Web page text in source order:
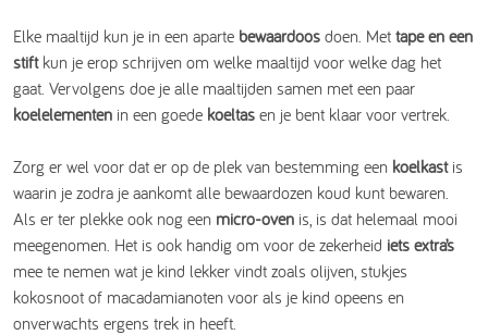
Elke maaltijd kun je in een aparte bewaardoos doen. Met tape en een
stift kun je erop schrijven om welke maaltijd voor welke dag het
gaat. Vervolgens doe je alle maaltijden samen met een paar
koelelementen in een goede koeltas en je bent klaar voor vertrek.
Zorg er wel voor dat er op de plek van bestemming een koelkast is
waarin je zodra je aankomt alle bewaardozen koud kunt bewaren.
Als er ter plekke ook nog een micro-oven is, is dat helemaal mooi
meegenomen. Het is ook handig om voor de zekerheid iets extra’s
mee te nemen wat je kind lekker vindt zoals olijven, stukjes
kokosnoot of macadamianoten voor als je kind opeens en
onverwachts ergens trek in heeft.